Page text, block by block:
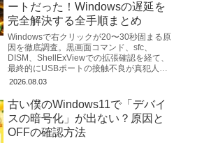
ートだった！Windowsの遅延を
完全解決する全手順まとめ
Windowsで右クリックが20〜30秒固まる原
因を徹底調査。黒画面コマンド、sfc、
DISM、ShellExViewでの拡張確認を経て、
最終的にUSBポートの接触不良が真犯人と
判明。完全解決までの全手順を詳しく解説。
2026.08.03
古い僕のWindows11で「デバイ
スの暗号化」が出ない？原因と
OFFの確認方法